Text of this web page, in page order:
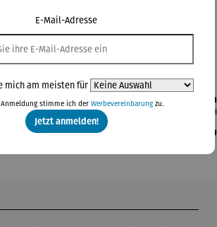
|
375
Gelbgold –
Fantasie
Regulärer Preis:
259,00 €
Armband |
375
Gelbgold
&
Regulärer Preis:
119,00 €
Armband |
Süßwasse
E-Mail-Adresse
mich am meisten für
stimme ich der Werbevereinbarungzu.
Jetzt anmelden!